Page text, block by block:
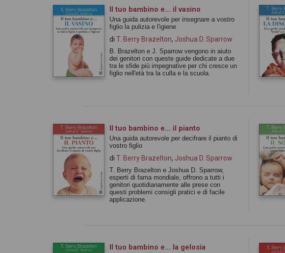
Il tuo bambino e... il vasino
Una guida autorevole per insegnare a vostro
figlio la pulizia e l'igiene
di T. Berry Brazelton, Joshua D. Sparrow
B. Brazelton e J. Sparrow vengono in aiuto
dei genitori con queste guide dedicate a due
tra le sfide più impegnative per chi cresce un
figlio nell'età tra la culla e la scuola.
Il tuo bambino e... il pianto
Una guida autorevole per decifrare il pianto di
vostro figlio
di T. Berry Brazelton, Joshua D. Sparrow
T. Berry Brazelton e Joshua D. Sparrow,
esperti di fama mondiale, offrono a tutti i
genitori quotidianamente alle prese con
questi problemi consigli pratici e di facile
applicazione.
Il tuo bambino e... la gelosia